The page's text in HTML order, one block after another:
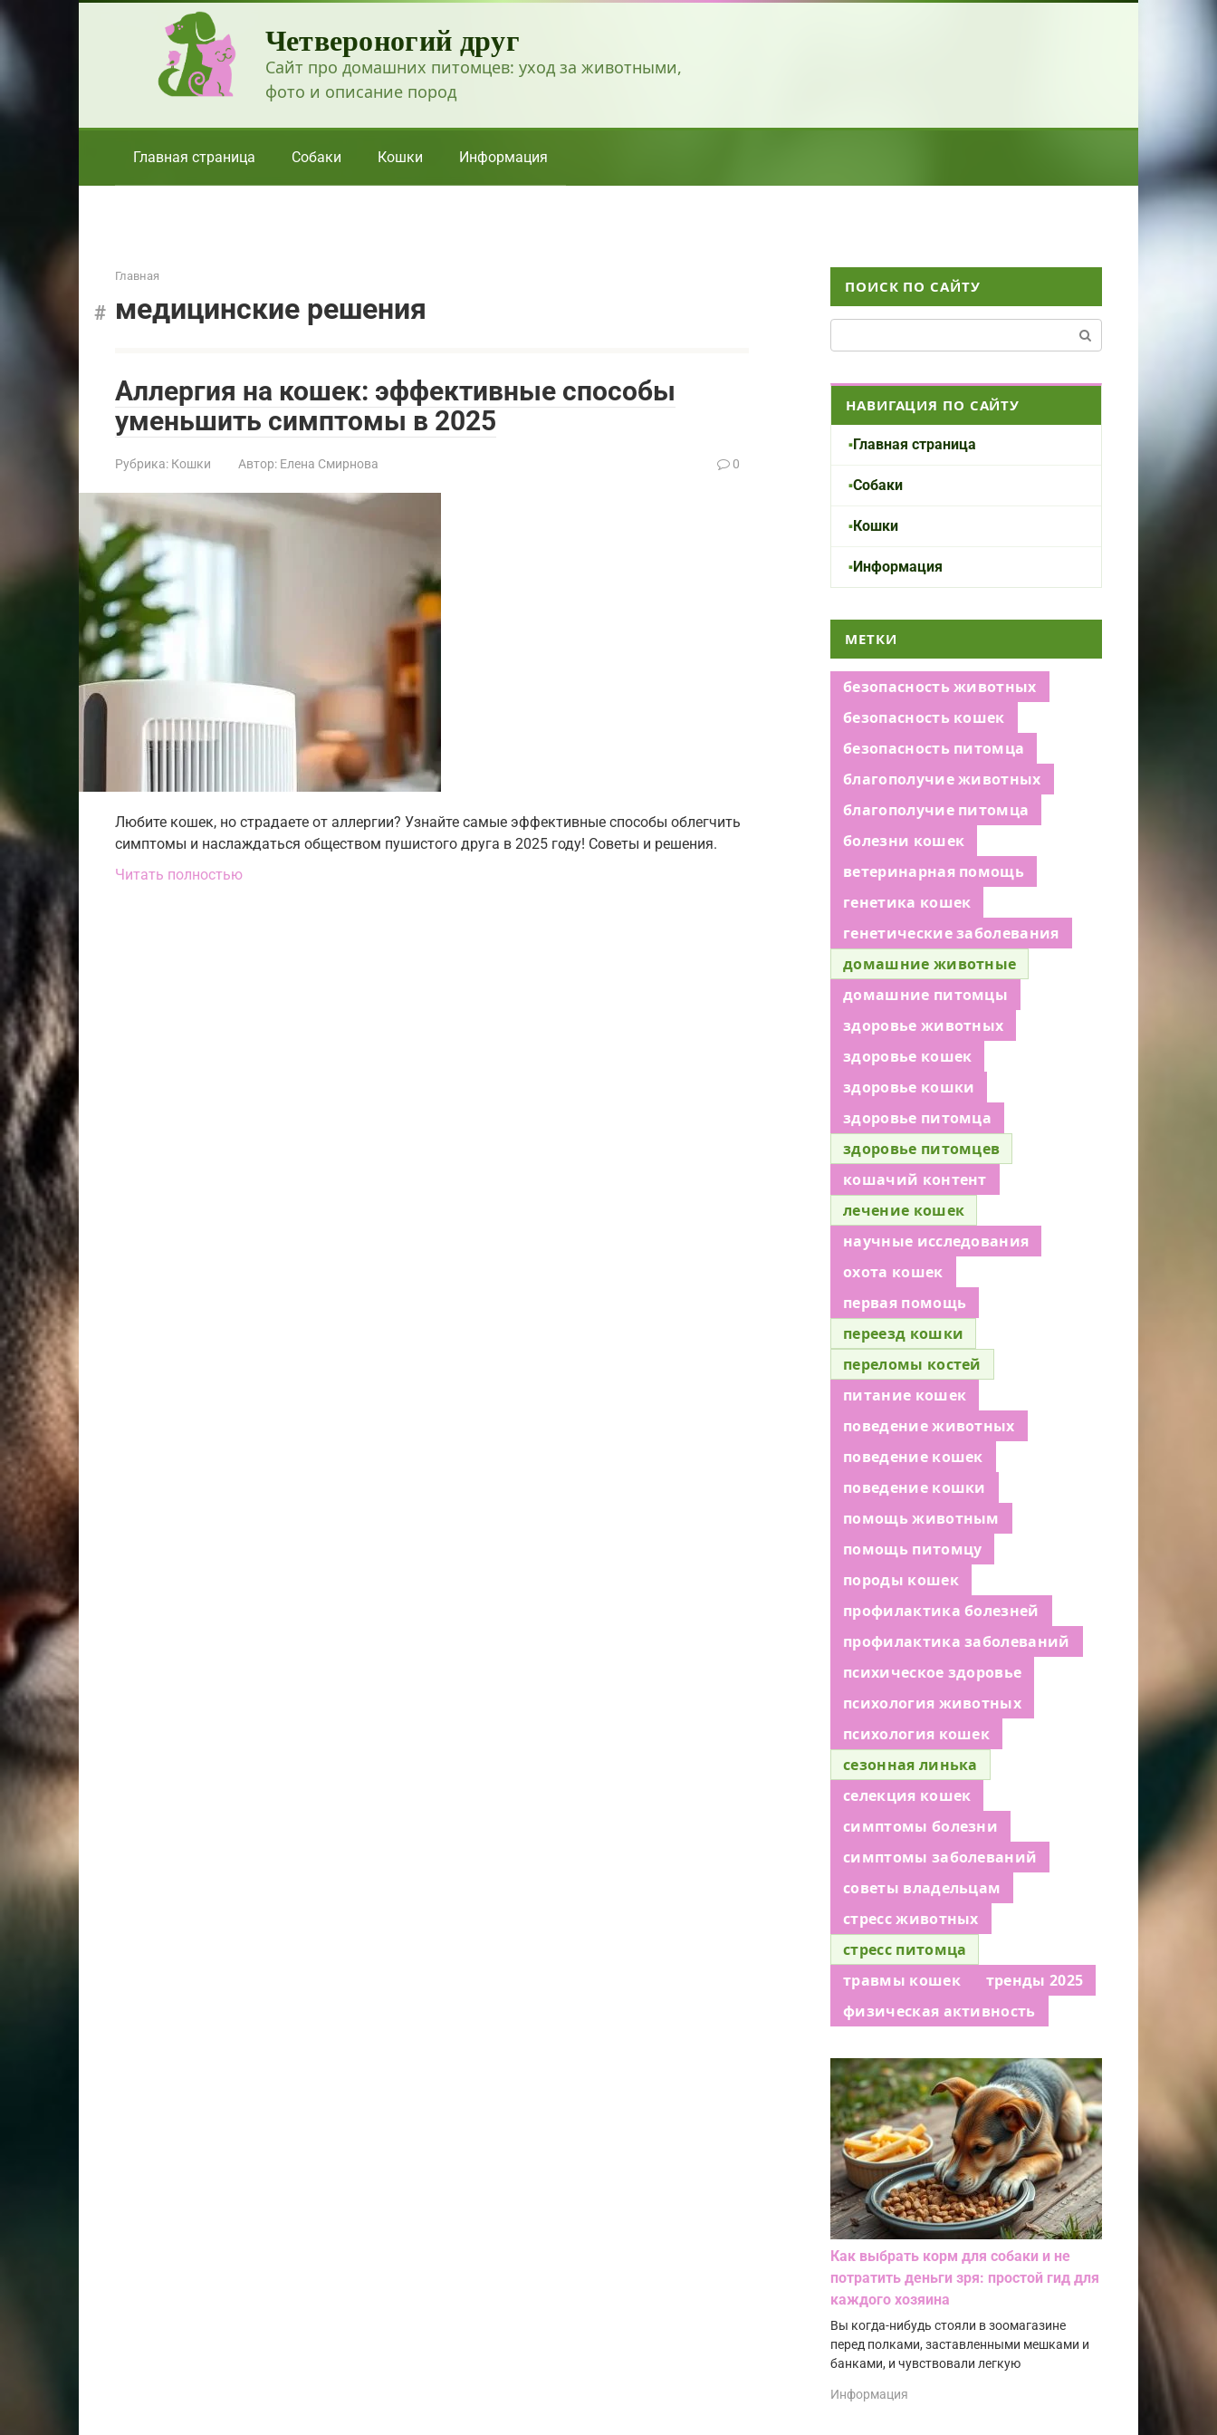
Перейти
Четвероногий друг
Сайт про домашних питомцев: уход за животными,
фото и описание пород
Главная страница Собаки Кошки Информация
Главная
медицинские решения
Аллергия на кошек: эффективные способы
уменьшить симптомы в 2025
Рубрика: Кошки Автор: Елена Смирнова 0
Любите кошек, но страдаете от аллергии? Узнайте самые эффективные способы облегчить
симптомы и наслаждаться обществом пушистого друга в 2025 году! Советы и решения.
Читать полностью
ПОИСК ПО САЙТУ
НАВИГАЦИЯ ПО САЙТУ
Главная страница
Собаки
Кошки
Информация
МЕТКИ
безопасность животных
безопасность кошек
безопасность питомца
благополучие животных
благополучие питомца
болезни кошек
ветеринарная помощь
генетика кошек
генетические заболевания
домашние животные
домашние питомцы
здоровье животных
здоровье кошек
здоровье кошки
здоровье питомца
здоровье питомцев
кошачий контент
лечение кошек
научные исследования
охота кошек
первая помощь
переезд кошки
переломы костей
питание кошек
поведение животных
поведение кошек
поведение кошки
помощь животным
помощь питомцу
породы кошек
профилактика болезней
профилактика заболеваний
психическое здоровье
психология животных
психология кошек
сезонная линька
селекция кошек
симптомы болезни
симптомы заболеваний
советы владельцам
стресс животных
стресс питомца
травмы кошек
тренды 2025
физическая активность
Как выбрать корм для собаки и не
потратить деньги зря: простой гид для
каждого хозяина
Вы когда-нибудь стояли в зоомагазине
перед полками, заставленными мешками и
банками, и чувствовали легкую
Информация